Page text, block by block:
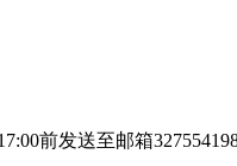
前发送至邮箱